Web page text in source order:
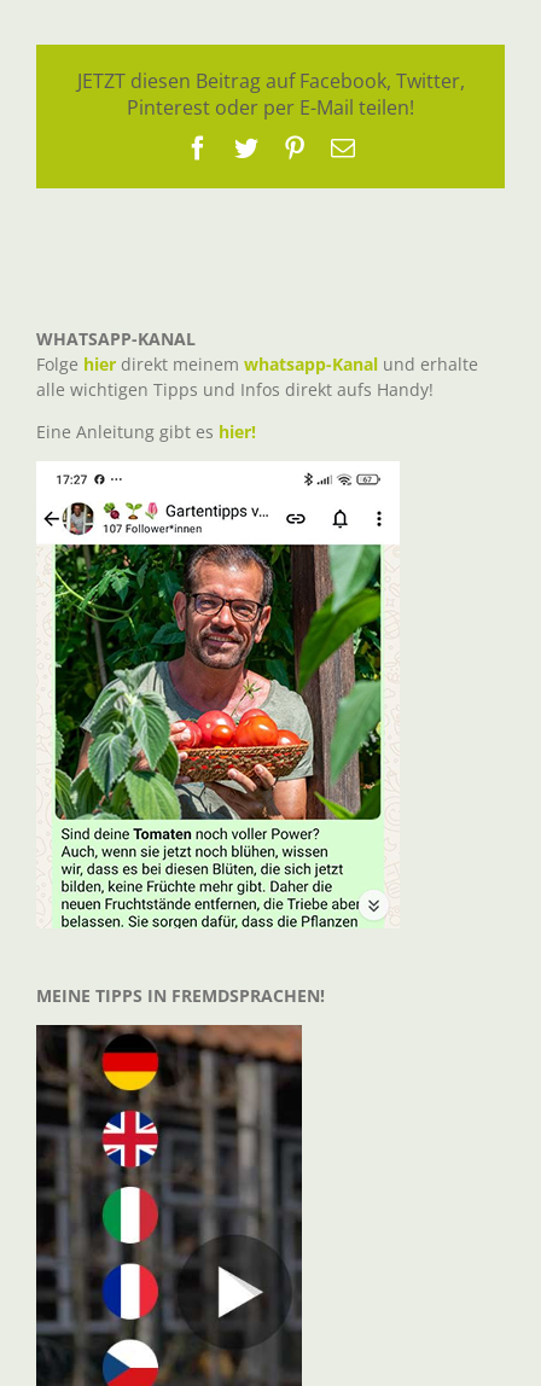
JETZT diesen Beitrag auf Facebook, Twitter,
Pinterest oder per E-Mail teilen!
Facebook
TwitterPinterest
E-
WHATSAPP-KANAL
Folge hier direkt meinem whatsapp-Kanal und erhalte
alle wichtigen Tipps und Infos direkt aufs Handy!
Eine Anleitung gibt es hier!
MEINE TIPPS IN FREMDSPRACHEN!